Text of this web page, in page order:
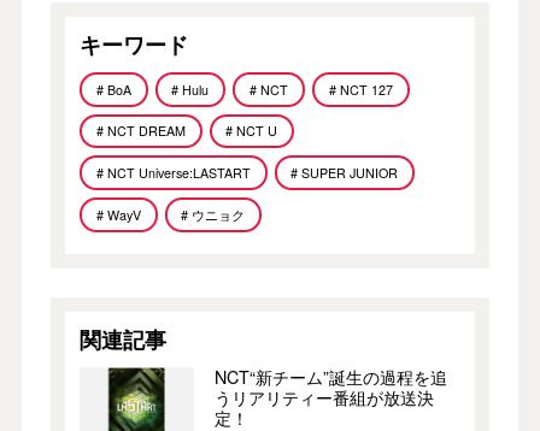
キーワード
# BoA # Hulu # NCT # NCT 127
# NCT DREAM # NCT U
# NCT Universe:LASTART # SUPER JUNIOR
# WayV # ウニョク
関連記事
NCT“新チーム”誕生の過程を追
うリアリティー番組が放送決
定！